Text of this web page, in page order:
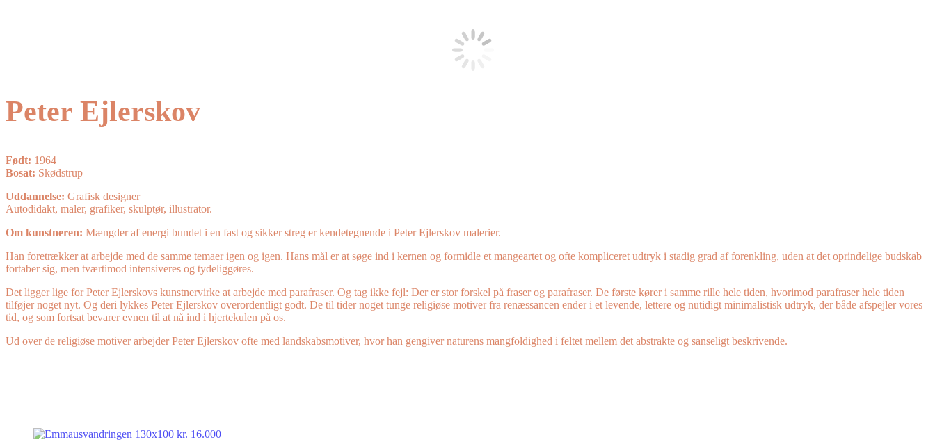
Peter Ejlerskov
Født: 1964
Bosat: Skødstrup
Uddannelse: Grafisk designer
Autodidakt, maler, grafiker, skulptør, illustrator.
Om kunstneren: Mængder af energi bundet i en fast og sikker streg er kendetegnende i Peter Ejlerskov malerier.
Han foretrækker at arbejde med de samme temaer igen og igen. Hans mål er at søge ind i kernen og formidle et mangeartet og ofte kompliceret udtryk i stadig grad af forenkling, uden at det oprindelige budskab
fortaber sig, men tværtimod intensiveres og tydeliggøres.
Det ligger lige for Peter Ejlerskovs kunstnervirke at arbejde med parafraser. Og tag ikke fejl: Der er stor forskel på fraser og parafraser. De første kører i samme rille hele tiden, hvorimod parafraser hele tiden
tilføjer noget nyt. Og deri lykkes Peter Ejlerskov overordentligt godt. De til tider noget tunge religiøse motiver fra renæssancen ender i et levende, lettere og nutidigt minimalistisk udtryk, der både afspejler vores
tid, og som fortsat bevarer evnen til at nå ind i hjertekulen på os.
Ud over de religiøse motiver arbejder Peter Ejlerskov ofte med landskabsmotiver, hvor han gengiver naturens mangfoldighed i feltet mellem det abstrakte og sanseligt beskrivende.